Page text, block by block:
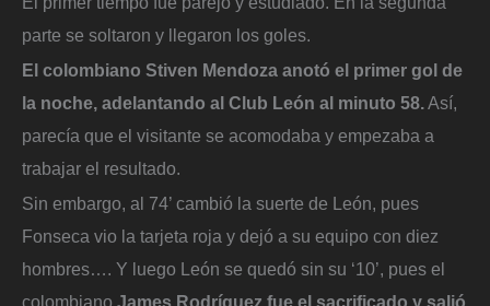
parte se soltaron y llegaron los goles.
El colombiano Stiven Mendoza anotó el primer gol de
la noche, adelantando al Club León al minuto 58.Así,
parecía que el visitante se acomodaba y empezaba a
trabajar el resultado.
Sin embargo, al 74’ cambió la suerte de León, pues
Fonseca vio la tarjeta roja y dejó a su equipo con diez
hombres…. Y luego León se quedó sin su ‘10’, pues el
colombiano James Rodríguez fue el sacrificado y salió